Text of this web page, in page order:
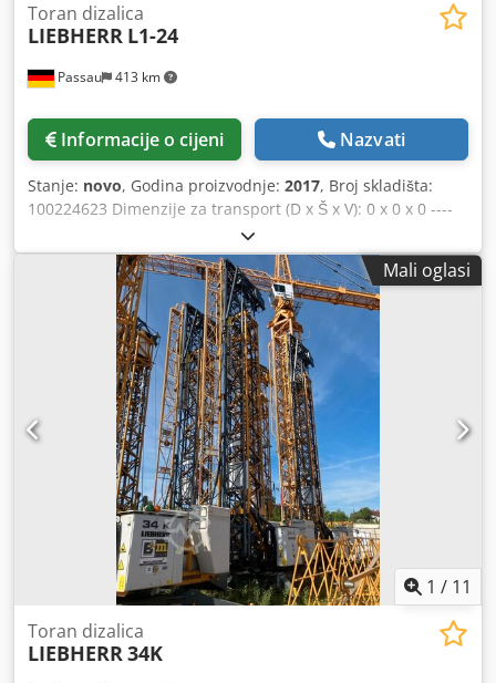
Passau 413 km
Toran dizalica
LIEBHERR L1-24
Informacije o cijeni Nazvati
Stanje: novo, Godina proizvodnje: 2017, Broj skladišta:
100224623 Dimenzije za transport (D x Š x V): 0 x 0 x 0 ----
Osnovna oprema: 1b) Osnovna izvedba s dosegom od 27,0
m 2c) Radiopult za daljinsko upravljanje Dedpfezkz Hwox
Agdokr 2d) Mali upravljački panel 3a) Potpuno opremljen s
piramidama 7) Sustav za dovod električne energije za
neprekidno okretanje 8) Način pozicioniranja MICROMOVE
9) Lijevani uteg s 4 betonska utega od po 910 kg Lokacija:
Regensburg
Mali oglasi
1 / 11
Toran dizalica
LIEBHERR34K